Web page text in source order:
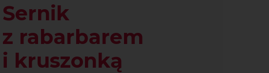
Sernik
z rabarbarem
i kruszonką